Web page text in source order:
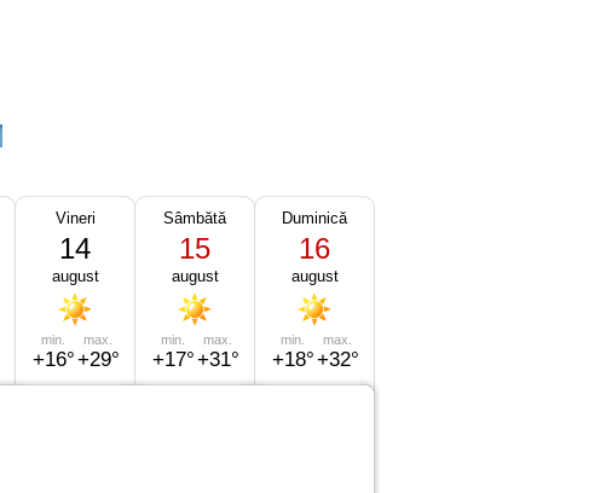
Vineri
14
august
min.
+16°
max.
+29°
Sâmbătă
15
august
min.
+17°
max.
+31°
Duminică
16
august
min.
+18°
max.
+32°